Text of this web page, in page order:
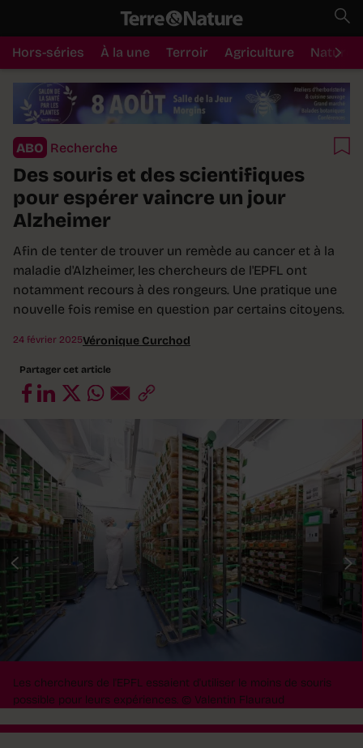
Hors-séries À la une Terroir Agriculture Nature
ABO Recherche
Des souris et des scientifiques
pour espérer vaincre un jour
Alzheimer
Afin de tenter de trouver un remède au cancer et à la
maladie d'Alzheimer, les chercheurs de l'EPFL ont
notamment recours à des rongeurs. Une pratique une
nouvelle fois remise en question par certains citoyens.
24 février 2025Véronique Curchod
Partager cet article
Les chercheurs de l'EPFL essaient d'utiliser le moins de souris
possible pour leurs expériences. © Valentin Flauraud